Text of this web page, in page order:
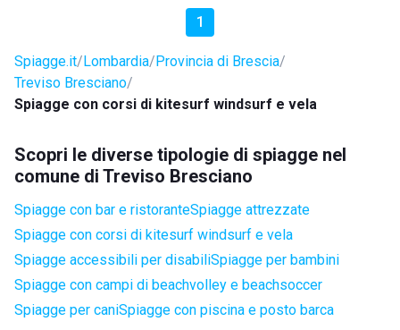
1
Spiagge.it Lombardia Provincia di Brescia
Treviso Bresciano
Spiagge con corsi di kitesurf windsurf e vela
Scopri le diverse tipologie di spiagge nel
comune di Treviso Bresciano
Spiagge con bar e ristoranteSpiagge attrezzate
Spiagge con corsi di kitesurf windsurf e vela
Spiagge accessibili per disabiliSpiagge per bambini
Spiagge con campi di beachvolley e beachsoccer
Spiagge per caniSpiagge con piscina e posto barca